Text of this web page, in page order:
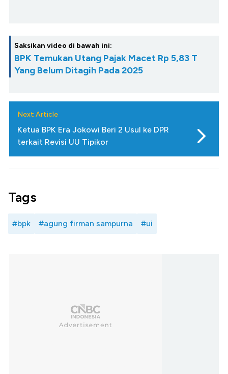
Saksikan video di bawah ini:
BPK Temukan Utang Pajak Macet Rp 5,83 T
Yang Belum Ditagih Pada 2025
Next Article
Ketua BPK Era Jokowi Beri 2 Usul ke DPR
terkait Revisi UU Tipikor
Tags
#bpk #agung firman sampurna #ui